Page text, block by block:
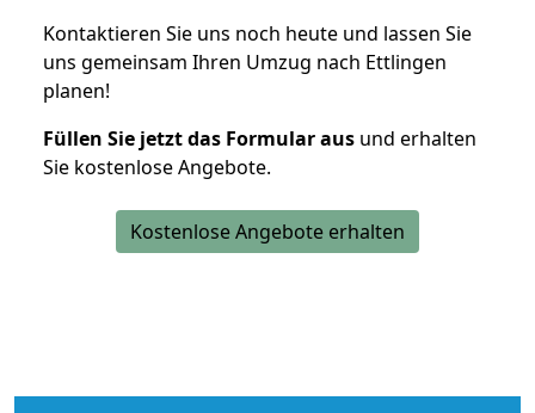
Kontaktieren Sie uns noch heute und lassen Sie
uns gemeinsam Ihren Umzug nach Ettlingen
planen!
Füllen Sie jetzt das Formular aus und erhalten
Sie kostenlose Angebote.
Kostenlose Angebote erhalten